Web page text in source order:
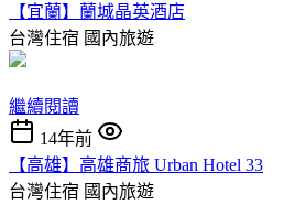
【宜蘭】蘭城晶英酒店
台灣住宿 國內旅遊
繼續閱讀
14年前
【高雄】高雄商旅 Urban Hotel 33
台灣住宿 國內旅遊